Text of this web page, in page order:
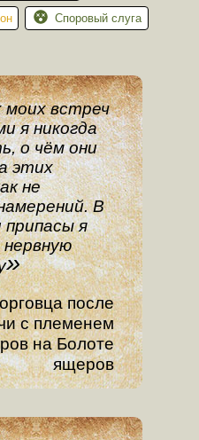
Споровый слуга
моих встреч
я никогда
о чём они
этих
не
В
припасы я
после
с племенем
на Болоте
ящеров